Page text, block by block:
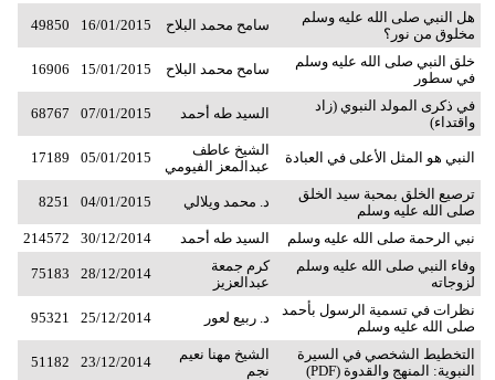
هل النبي صلى الله عليه وسلم
مخلوق من نور؟
سامح محمد البلاح 16/01/2015
49850
خلق النبي صلى الله عليه وسلم
في سطور
سامح محمد البلاح 15/01/2015
16906
في ذكرى المولد النبوي (زاد
واقتداء)
السيد طه أحمد 07/01/2015
68767
النبي هو المثل الأعلى في العبادة
الشيخ عاطف
عبدالمعز الفيومي
05/01/2015
17189
ترصيع الخلق بمحبة سيد الخلق
صلى الله عليه وسلم
د. محمد ويلالي 04/01/2015
8251
نبي الرحمة صلى الله عليه وسلم السيد طه أحمد 30/12/2014
214572
وفاء النبي صلى الله عليه وسلم
لزوجاته
كرم جمعة
عبدالعزيز
28/12/2014
75183
نظرات في تسمية الرسول بأحمد
صلى الله عليه وسلم
د. ربيع لعور 25/12/2014
95321
التخطيط الشخصي في السيرة
النبوية: المنهج والقدوة (PDF)
الشيخ مهنا نعيم
نجم
23/12/2014
51182